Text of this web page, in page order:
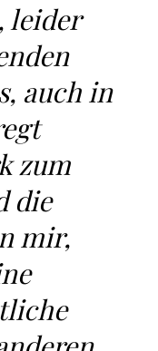
leider
auch in
zum
die
mir,